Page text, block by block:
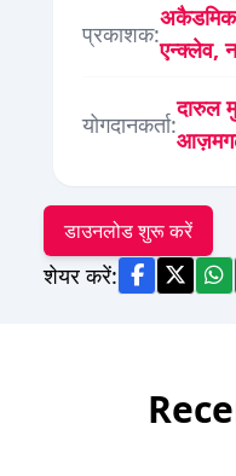
प्रकाशक:
अकैडमिक
एन्क्लेव,
योगदानकर्ता:
दारुल
डाउनलोड शुरू करें
शेयर करें: